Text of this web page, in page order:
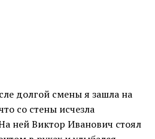
долгой смены я зашла на
со стены исчезла
ней Виктор Иванович стоял